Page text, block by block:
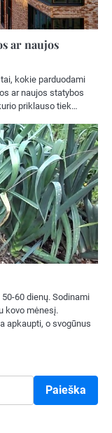
ar naujos
kokie parduodami
ar naujos statybos
priklauso tiek…
60 dienų. Sodinami
kovo mėnesį.
apkaupti, o svogūnus
Paieška